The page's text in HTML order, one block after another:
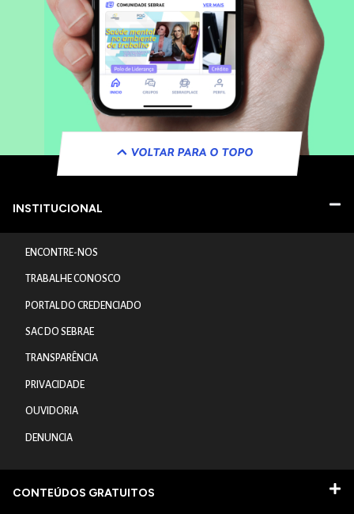
VOLTAR PARA O TOPO
INSTITUCIONAL
ENCONTRE-NOS
TRABALHE CONOSCO
PORTAL DO CREDENCIADO
SAC DO SEBRAE
TRANSPARÊNCIA
PRIVACIDADE
OUVIDORIA
DENUNCIA
CONTEÚDOS GRATUITOS